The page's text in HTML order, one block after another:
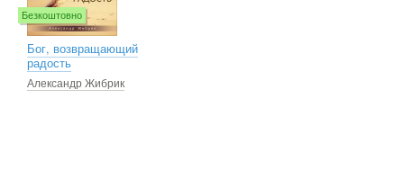
Безкоштовно
Бог, возвращающий
радость
Александр Жибрик